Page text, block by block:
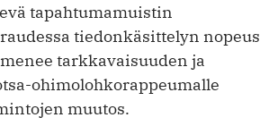
tapahtumamuistin
tiedonkäsittelyn nopeus
tarkkavaisuuden ja
ohimolohkorappeumalle
muutos.